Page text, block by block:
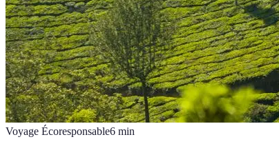
Voyage Écoresponsable6 min